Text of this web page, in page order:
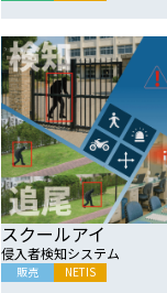
スクールアイ
侵入者検知システム
販売 NETIS